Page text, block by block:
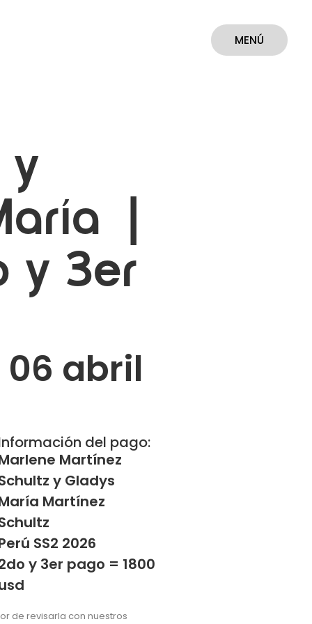
MENÚ
y
|
y 3er
abril
del pago:
Martínez
y Gladys
Martínez
SS2 2026
y 3er pago = 1800
de revisarla con nuestros